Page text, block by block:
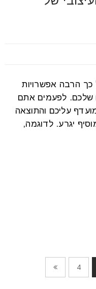
כך הרבה אפשרויות
שלכם. לפעמים אתם
עליכם והתוצאה
יגרע. לדוגמה,
4